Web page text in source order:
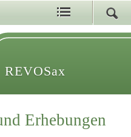
REVOSax
Erhebungen